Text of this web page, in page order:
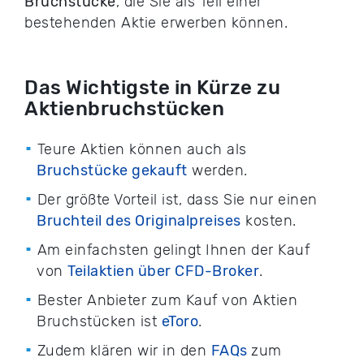
bestehenden Aktie erwerben können.
Das Wichtigste in Kürze zu
Aktienbruchstücken
Teure Aktien können auch als
Bruchstücke gekauft werden.
Der größte Vorteil ist, dass Sie nur einen
Bruchteil des Originalpreises kosten.
Am einfachsten gelingt Ihnen der Kauf
von Teilaktien über CFD-Broker.
Bester Anbieter zum Kauf von Aktien
Bruchstücken ist eToro.
Zudem klären wir in den FAQs zum